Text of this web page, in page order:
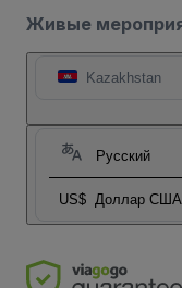
Живые
Kazakhstan
Русский
US$ Доллар США